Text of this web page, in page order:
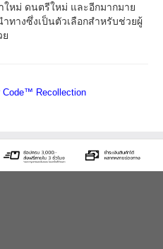
ใหม่ ดนตรีใหม่ และอีกมากมาย
ทางซึ่งเป็นตัวเลือกสำหรับช่วยผู้
ย
Code™ Recollection